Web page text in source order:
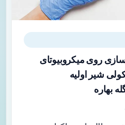
روی میکروبیوتای
شیر اولیه
بهاره